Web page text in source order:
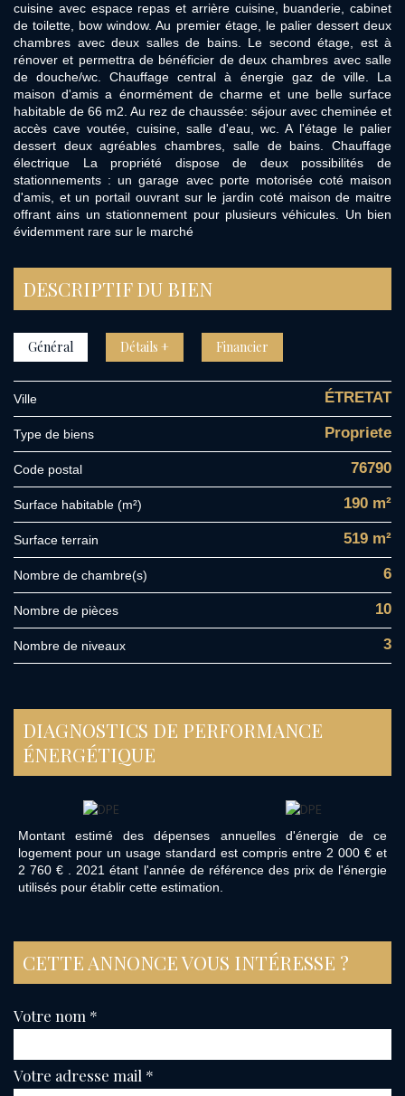
cuisine avec espace repas et arrière cuisine, buanderie, cabinet
de toilette, bow window. Au premier étage, le palier dessert deux
chambres avec deux salles de bains. Le second étage, est à
rénover et permettra de bénéficier de deux chambres avec salle
de douche/wc. Chauffage central à énergie gaz de ville. La
maison d'amis a énormément de charme et une belle surface
habitable de 66 m2. Au rez de chaussée: séjour avec cheminée et
accès cave voutée, cuisine, salle d'eau, wc. A l'étage le palier
dessert deux agréables chambres, salle de bains. Chauffage
électrique La propriété dispose de deux possibilités de
stationnements : un garage avec porte motorisée coté maison
d'amis, et un portail ouvrant sur le jardin coté maison de maitre
offrant ains un stationnement pour plusieurs véhicules. Un bien
évidemment rare sur le marché
DESCRIPTIF DU BIEN
Général Détails + Financier
Ville ÉTRETAT
Type de biens Propriete
Code postal 76790
Surface habitable (m²) 190 m²
surface terrain 519 m²
Nombre de chambre(s) 6
Nombre de pièces 10
Nombre de niveaux 3
DIAGNOSTICS DE PERFORMANCE
ÉNERGÉTIQUE
Montant estimé des dépenses annuelles d'énergie de ce
logement pour un usage standard est compris entre 2 000 € et
2 760 € . 2021 étant l'année de référence des prix de l'énergie
utilisés pour établir cette estimation.
CETTE ANNONCE VOUS INTÉRESSE ?
Votre nom *
Votre adresse mail *